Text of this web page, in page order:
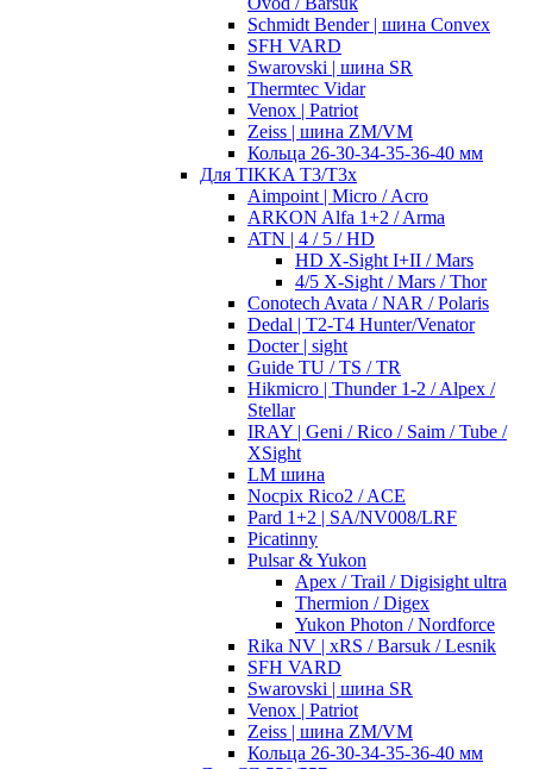
Schmidt Bender | шина Convex
SFH VARD
Swarovski | шина SR
Thermtec Vidar
Venox | Patriot
Zeiss | шина ZM/VM
Кольца 26-30-34-35-36-40 мм
Для TIKKA T3/T3x
Aimpoint | Micro / Acro
ARKON Alfa 1+2 / Arma
ATN | 4 / 5 / HD
HD X-Sight I+II / Mars
4/5 X-Sight / Mars / Thor
Conotech Avata / NAR / Polaris
Dedal | T2-T4 Hunter/Venator
Docter | sight
Guide TU / TS / TR
Hikmicro | Thunder 1-2 / Alpex /
Stellar
IRAY | Geni / Rico / Saim / Tube /
XSight
LM шина
Nocpix Rico2 / ACE
Pard 1+2 | SA/NV008/LRF
Picatinny
Pulsar & Yukon
Apex / Trail / Digisight ultra
Thermion / Digex
Yukon Photon / Nordforce
Rika NV | xRS / Barsuk / Lesnik
SFH VARD
Swarovski | шина SR
Venox | Patriot
Zeiss | шина ZM/VM
Кольца 26-30-34-35-36-40 мм